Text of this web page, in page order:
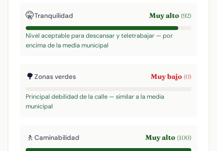
🤫Tranquilidad Muy alto (92)
Nivel aceptable para descansar y teletrabajar — por
encima de la media municipal
🌳Zonas verdes Muy bajo (0)
Principal debilidad de la calle — similar a la media
municipal
🚶 Caminabilidad Muy alto (100)